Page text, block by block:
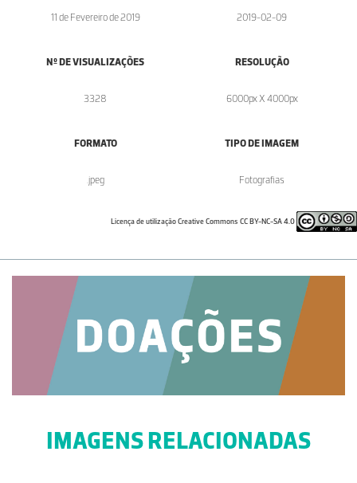
11 de Fevereiro de 2019 2019-02-09
Nº DE VISUALIZAÇÕES
3328
RESOLUÇÃO
6000px X 4000px
FORMATO
.jpeg
TIPO DE IMAGEM
Fotografias
Licença de utilização Creative Commons CC BY-NC-SA 4.0
IMAGENS RELACIONADAS